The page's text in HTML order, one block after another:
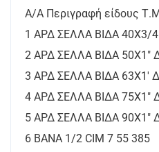
A/A Περιγραφή είδους
1 ΑΡΔ ΣΕΛΛΑ ΒΙΔΑ 40Χ3/
2 ΑΡΔ ΣΕΛΛΑ ΒΙΔΑ 50Χ1"
3 ΑΡΔ ΣΕΛΛΑ ΒΙΔΑ 63Χ1'
4 ΑΡΔ ΣΕΛΛΑ ΒΙΔΑ 75Χ1"
5 ΑΡΔ ΣΕΛΛΑ ΒΙΔΑ 90Χ1"
6 ΒΑΝΑ 1/2 CIM 7 55 385